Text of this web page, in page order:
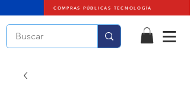
COMPRAS PÚBLICAS TECNOLOGÍA